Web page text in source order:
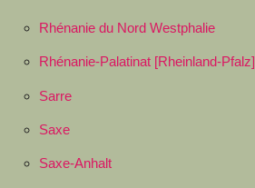
Rhénanie du Nord Westphalie
Rhénanie-Palatinat [Rheinland-Pfalz]
Sarre
Saxe
Saxe-Anhalt